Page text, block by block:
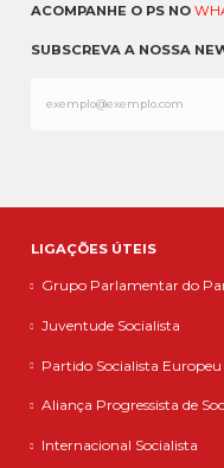
ACOMPANHE O PS NO
SUBSCREVA A NOSSA
LIGAÇÕES ÚTEIS
Grupo Parlamentar do
Juventude Socialista
Partido Socialista Europeu
Aliança Progressista de
Internacional Socialista